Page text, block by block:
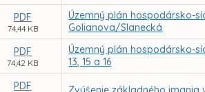
PDF
74,44 KB
Územný plán hospodársko-
Golianova/Slanecká
PDF
74,42 KB
Územný plán hospodársko-
13, 15 a 16
PDF